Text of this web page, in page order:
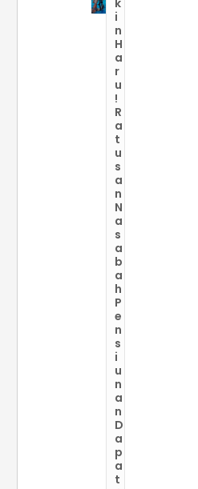
i
n
H
a
r
u
!
R
a
t
u
s
a
n
N
a
s
a
b
a
h
P
e
n
s
i
u
n
a
n
D
a
p
a
t